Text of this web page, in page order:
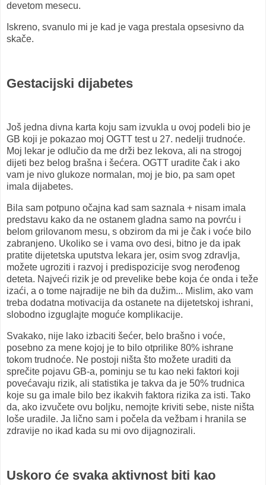
devetom mesecu.
Iskreno, svanulo mi je kad je vaga prestala opsesivno da
skače.
Gestacijski dijabetes
Još jedna divna karta koju sam izvukla u ovoj podeli bio je
GB koji je pokazao moj OGTT test u 27. nedelji trudnoće.
Moj lekar je odlučio da me drži bez lekova, ali na strogoj
dijeti bez belog brašna i šećera. OGTT uradite čak i ako
vam je nivo glukoze normalan, moj je bio, pa sam opet
imala dijabetes.
Bila sam potpuno očajna kad sam saznala + nisam imala
predstavu kako da ne ostanem gladna samo na povrću i
belom grilovanom mesu, s obzirom da mi je čak i voće bilo
zabranjeno. Ukoliko se i vama ovo desi, bitno je da ipak
pratite dijetetska uputstva lekara jer, osim svog zdravlja,
možete ugroziti i razvoj i predispozicije svog nerođenog
deteta. Najveći rizik je od prevelike bebe koja će onda i teže
izaći, a o tome najradije ne bih da dužim... Mislim, ako vam
treba dodatna motivacija da ostanete na dijetetskoj ishrani,
slobodno izguglajte moguće komplikacije.
Svakako, nije lako izbaciti šećer, belo brašno i voće,
posebno za mene kojoj je to bilo otprilike 80% ishrane
tokom trudnoće. Ne postoji ništa što možete uraditi da
sprečite pojavu GB-a, pominju se tu kao neki faktori koji
povećavaju rizik, ali statistika je takva da je 50% trudnica
koje su ga imale bilo bez ikakvih faktora rizika za isti. Tako
da, ako izvučete ovu boljku, nemojte kriviti sebe, niste ništa
loše uradile. Ja lično sam i počela da vežbam i hranila se
zdravije no ikad kada su mi ovo dijagnozirali.
Uskoro će svaka aktivnost biti kao